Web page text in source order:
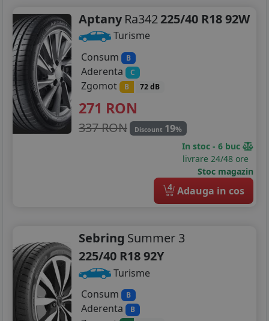
Aptany Ra342225/40 R18 92W
Turisme
Consum
B
Aderenta C
Zgomot B 72 dB
271 RON
337 RON Discount 19%
In stoc - 6 buc
livrare 24/48 ore
Stoc magazin
4 Adauga in cos
Sebring Summer 3
225/40 R18 92Y
Turisme
Consum
B
Aderenta B